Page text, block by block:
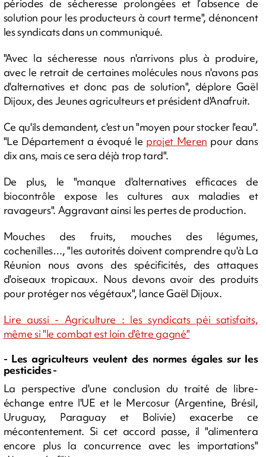
périodes de sécheresse prolongées et l’absence de
solution pour les producteurs à court terme", dénoncent
les syndicats dans un communiqué.
"Avec la sécheresse nous n'arrivons plus à produire,
avec le retrait de certaines molécules nous n'avons pas
d'alternatives et donc pas de solution", déplore Gaël
Dijoux, des Jeunes agriculteurs et président d'Anafruit.
Ce qu'ils demandent, c'est un "moyen pour stocker l'eau".
"Le Département a évoqué le projet Meren pour dans
dix ans, mais ce sera déjà trop tard".
De plus, le "manque d'alternatives efficaces de
biocontrôle expose les cultures aux maladies et
ravageurs". Aggravant ainsi les pertes de production.
Mouches des fruits, mouches des légumes,
cochenilles…, "les autorités doivent comprendre qu'à La
Réunion nous avons des spécificités, des attaques
d'oiseaux tropicaux. Nous devons avoir des produits
pour protéger nos végétaux", lance Gaël Dijoux.
Lire aussi - Agriculture : les syndicats péi satisfaits,
même si "le combat est loin d'être gagné"
- Les agriculteurs veulent des normes égales sur les
pesticides -
La perspective d'une conclusion du traité de libre-
échange entre l'UE et le Mercosur (Argentine, Brésil,
Uruguay, Paraguay et Bolivie) exacerbe ce
mécontentement. Si cet accord passe, il "alimentera
encore plus la concurrence avec les importations"